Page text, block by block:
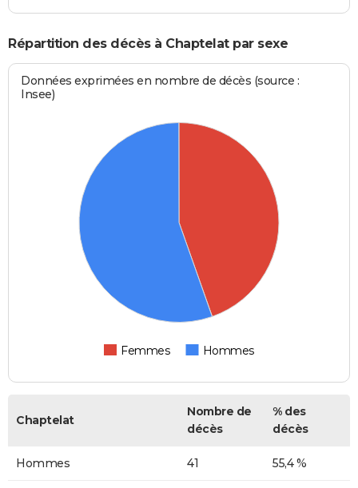
Répartition des décès à Chaptelat par sexe
Données exprimées en nombre de décès (source :
Insee)
Femmes Hommes
Chaptelat
Nombre de
décès
% des
décès
Hommes 41 55,4 %